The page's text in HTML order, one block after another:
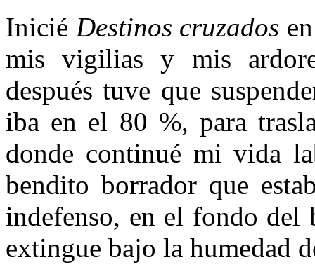
Inicié Destinos cruzados
mis vigilias y mis
después tuve que
iba en el 80 %, para
donde continué mi vida
bendito borrador que
indefenso, en el fondo del
extingue bajo la humedad